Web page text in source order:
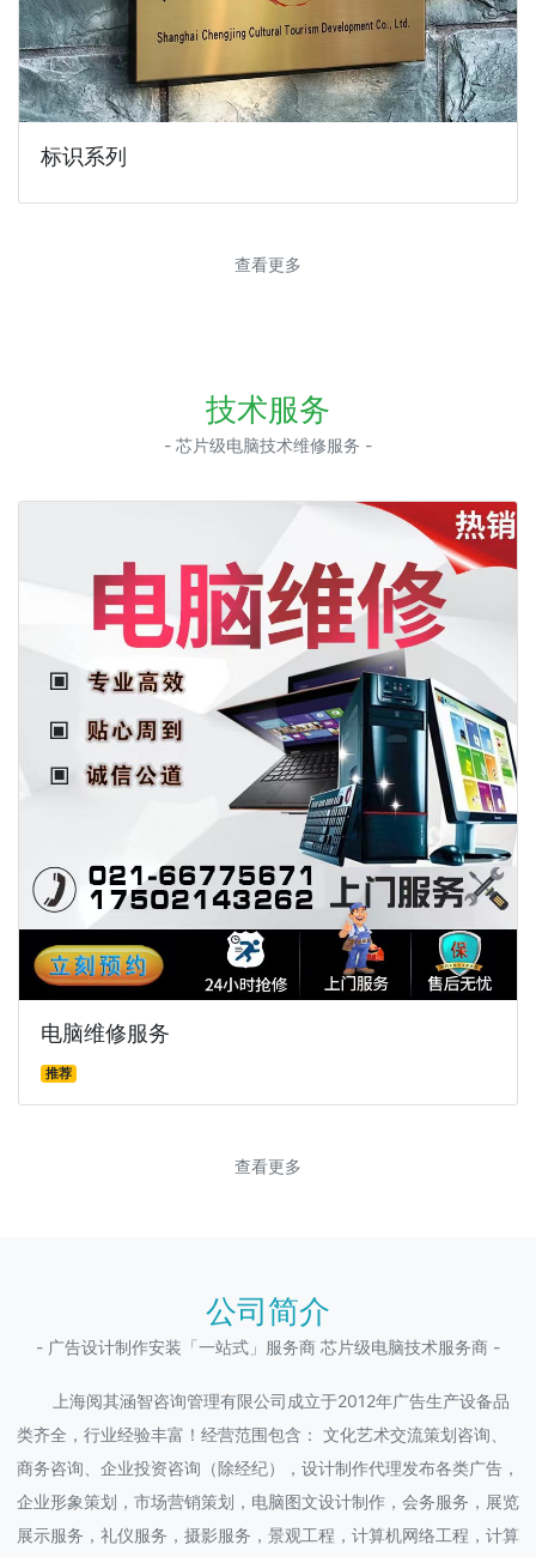
标识系列
查看更多
技术服务
- 芯片级电脑技术维修服务 -
电脑维修服务
推荐
查看更多
公司简介
- 广告设计制作安装「一站式」服务商 芯片级电脑技术服务商 -
上海阅其涵智咨询管理有限公司成立于2012年广告生产设备品
类齐全，行业经验丰富！经营范围包含： 文化艺术交流策划咨询、
商务咨询、企业投资咨询（除经纪），设计制作代理发布各类广告，
企业形象策划，市场营销策划，电脑图文设计制作，会务服务，展览
展示服务，礼仪服务，摄影服务，景观工程，计算机网络工程，计算